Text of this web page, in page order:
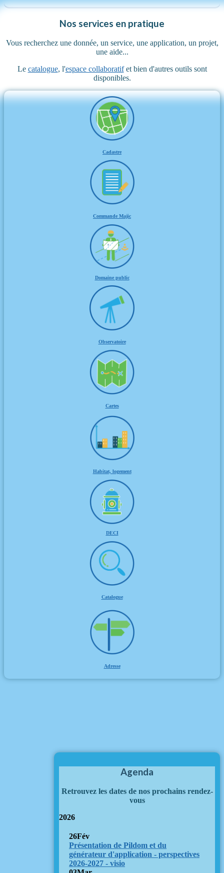
Nos services en pratique
Vous recherchez une donnée, un service, une application, un projet,
une aide...
Le catalogue, l'espace collaboratifet bien d'autres outils sont
disponibles.
Cadastre
Commande Majic
Domaine public
Observatoire
Cartes
Habitat, logement
DECI
Catalogue
Adresse
Agenda
Retrouvez les dates de nos prochains rendez-
vous
2026
26Fév
Présentation de Pildom et du
générateur d'application - perspectives
2026-2027 - visio